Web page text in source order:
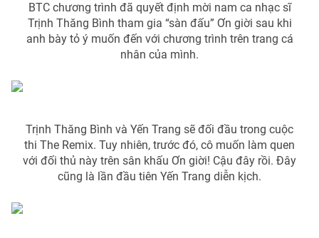
® Cấm sao chép dưới mọi hình thức nếu không có sự chấp
thuận bằng văn bản. Ghi rõ nguồn VTV.vn khi phát hành lại
BTC chương trình đã quyết định mời nam ca nhạc sĩ
Trịnh Thăng Bình tham gia “sàn đấu” Ơn giời sau khi
anh bày tỏ ý muốn đến với chương trình trên trang cá
nhân của mình.
Trịnh Thăng Bình và Yến Trang sẽ đối đầu trong cuộc
thi The Remix. Tuy nhiên, trước đó, cô muốn làm quen
với đối thủ này trên sân khấu Ơn giời! Cậu đây rồi. Đây
cũng là lần đầu tiên Yến Trang diễn kịch.